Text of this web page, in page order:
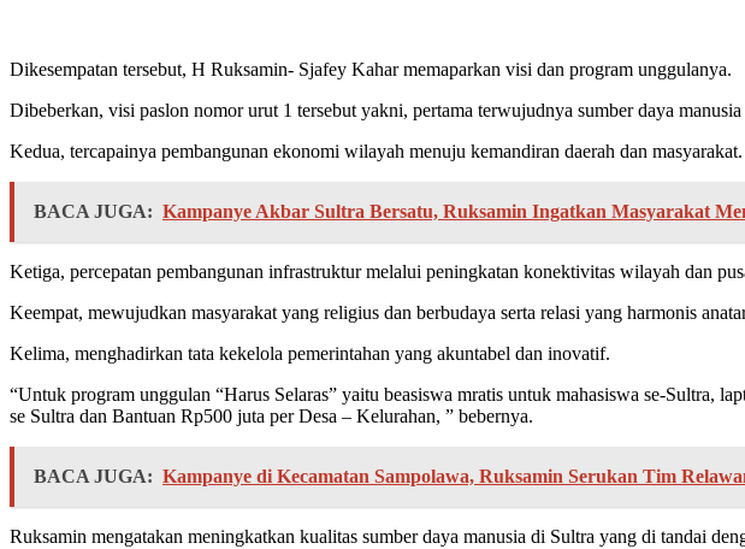
Dikesempatan tersebut, H Ruksamin- Sjafey Kahar memaparkan visi dan program unggulanya.
Dibeberkan, visi paslon nomor urut 1 tersebut yakni, pertama terwujudnya sumber daya
Kedua, tercapainya pembangunan ekonomi wilayah menuju kemandiran daerah dan masyarakat.
BACA JUGA: Kampanye Akbar Sultra Bersatu, Ruksamin Ingatkan Masyarakat
Ketiga, percepatan pembangunan infrastruktur melalui peningkatan konektivitas wilayah dan
Keempat, mewujudkan masyarakat yang religius dan berbudaya serta relasi yang harmonis
Kelima, menghadirkan tata kekelola pemerintahan yang akuntabel dan inovatif.
“Untuk program unggulan “Harus Selaras” yaitu beasiswa mratis untuk mahasiswa se-Sultra,
se Sultra dan Bantuan Rp500 juta per Desa – Kelurahan, ” bebernya.
BACA JUGA: Kampanye di Kecamatan Sampolawa, Ruksamin Serukan Tim
Ruksamin mengatakan meningkatkan kualitas sumber daya manusia di Sultra yang di tandai